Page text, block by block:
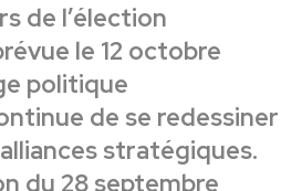
de l’élection
le 12 octobre
politique
de se redessiner
stratégiques.
du 28 septembre